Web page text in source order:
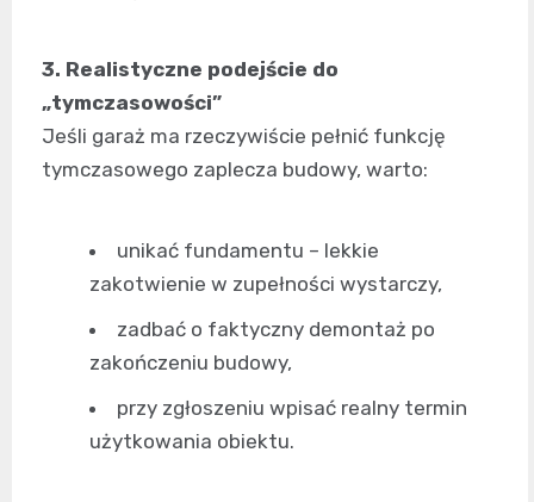
3. Realistyczne podejście do
„tymczasowości”
Jeśli garaż ma rzeczywiście pełnić funkcję
tymczasowego zaplecza budowy, warto:
unikać fundamentu – lekkie
zakotwienie w zupełności wystarczy,
zadbać o faktyczny demontaż po
zakończeniu budowy,
przy zgłoszeniu wpisać realny termin
użytkowania obiektu.